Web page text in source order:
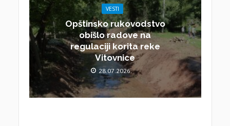
VESTI
Opštinsko rukovodstvo
obišlo radove na
regulaciji korita reke
Vitovnice
28.07.2026.